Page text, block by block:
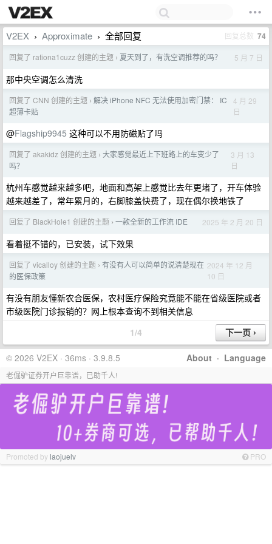
V2EX › Approximate › 全部回复 回复总数 74
回复了 rationa1cuzz 创建的主题 › 夏天到了，有洗空调推荐的吗？ 5 月 7 日
那中央空调怎么清洗
回复了 CNN 创建的主题 › 解决 iPhone NFC 无法使用加密门禁： IC
超薄卡贴
4 月 29
日
@Flagship9945 这种可以不用防磁贴了吗
回复了 akakidz 创建的主题 › 大家感觉最近上下班路上的车变少了
吗？
3 月 13
日
杭州车感觉越来越多吧，地面和高架上感觉比去年更堵了，开车体验
越来越差了，常年累月的，右脚膝盖快费了，现在偶尔换地铁了
回复了 BlackHole1 创建的主题 › 一款全新的工作流 IDE 2025 年 2 月 20 日
看着挺不错的，已安装，试下效果
回复了 vicalloy 创建的主题 › 有没有人可以简单的说清楚现在
的医保政策
2024 年 12 月
10 日
有没有朋友懂新农合医保，农村医疗保险究竟能不能在省级医院或者
市级医院门诊报销的？网上根本查询不到相关信息
1/4
About · Language
© 2026 V2EX · 36ms · 3.9.8.5
老倔驴证券开户巨靠谱，已助千人!
Promoted bylaojuelv PRO